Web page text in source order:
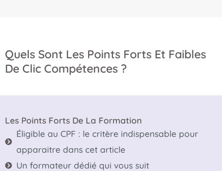
Quels Sont Les Points Forts Et Faibles
De Clic Compétences ?
Les Points Forts De La Formation
Éligible au CPF : le critère indispensable pour
apparaitre dans cet article
Un formateur dédié qui vous suit